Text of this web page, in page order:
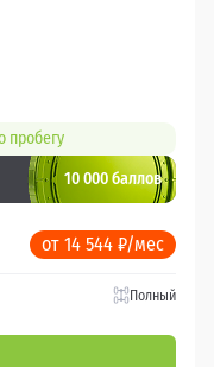
пробегу
10 000 баллов
от 14 544 ₽/мес
Полный